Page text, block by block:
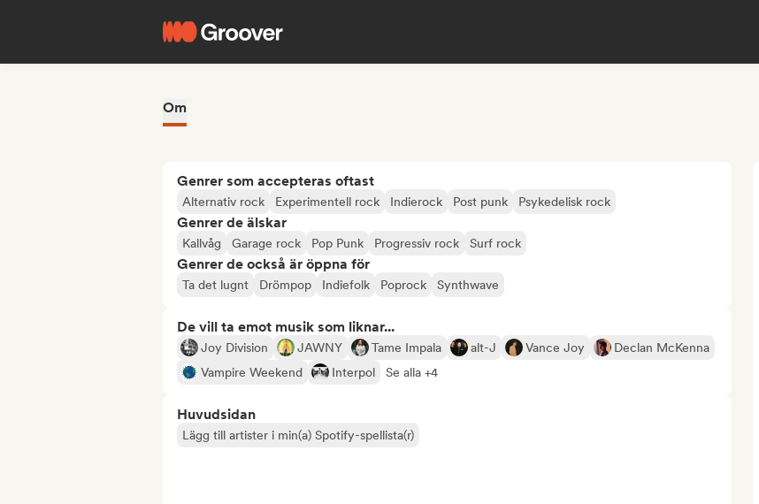
Om
Genrer som accepteras oftast
Alternativ rock Experimentell rock Indierock Post punk Psykedelisk rock
Genrer de älskar
Kallvåg Garage rock Pop Punk Progressiv rock Surf rock
Genrer de också är öppna för
Ta det lugnt Drömpop Indiefolk Poprock Synthwave
De vill ta emot musik som liknar...
Joy Division JAWNY Tame Impala alt-J Vance Joy
Declan McKenna
Vampire Weekend
Interpol Se alla +4
Huvudsidan
Lägg till artister i min(a) Spotify-spellista(r)